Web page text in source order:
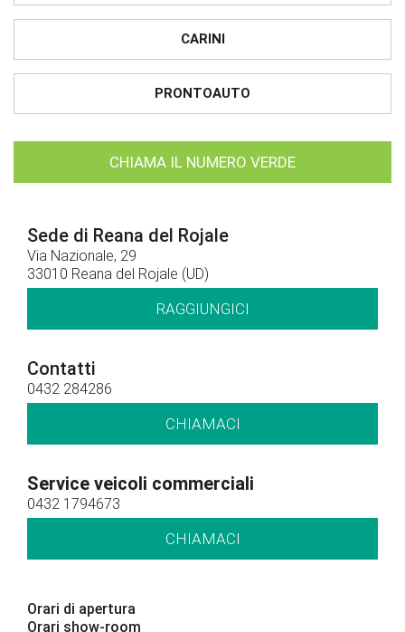
CARINI
PRONTOAUTO
CHIAMA IL NUMERO VERDE
Sede di Reana del Rojale
Via Nazionale, 29
33010 Reana del Rojale (UD)
RAGGIUNGICI
Contatti
0432 284286
CHIAMACI
Service veicoli commerciali
0432 1794673
CHIAMACI
Orari di apertura
Orari show-room